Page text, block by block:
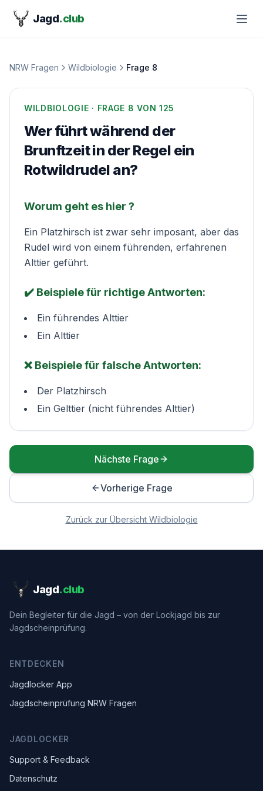
Jagd.club
NRW Fragen Wildbiologie Frage 8
WILDBIOLOGIE · FRAGE 8 VON 125
Wer führt während der
Brunftzeit in der Regel ein
Rotwildrudel an?
Worum geht es hier ?
Ein Platzhirsch ist zwar sehr imposant, aber das
Rudel wird von einem führenden, erfahrenen
Alttier geführt.
✔️ Beispiele für richtige Antworten:
Ein führendes Alttier
Ein Alttier
❌ Beispiele für falsche Antworten:
Der Platzhirsch
Ein Gelttier (nicht führendes Alttier)
Vorherige Frage
Nächste Frage
Zurück zur Übersicht Wildbiologie
Jagd.club
Dein Begleiter für die Jagd – von der Lockjagd bis zur
Jagdscheinprüfung.
ENTDECKEN
Jagdlocker App
Jagdscheinprüfung NRW Fragen
JAGDLOCKER
Support & Feedback
Datenschutz